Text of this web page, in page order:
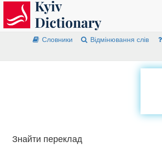
Словники Відмінювання слів
Знайти переклад